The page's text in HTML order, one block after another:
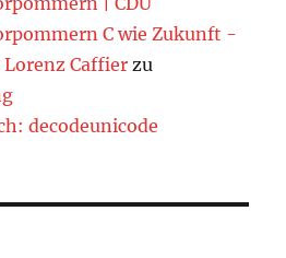
C wie Zukunft -
Caffier zu
decodeunicode